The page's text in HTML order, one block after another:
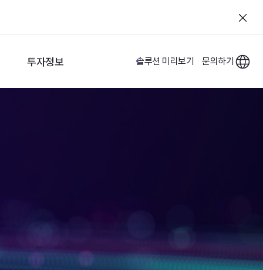
투자정보 솔루션 미리보기 문의하기